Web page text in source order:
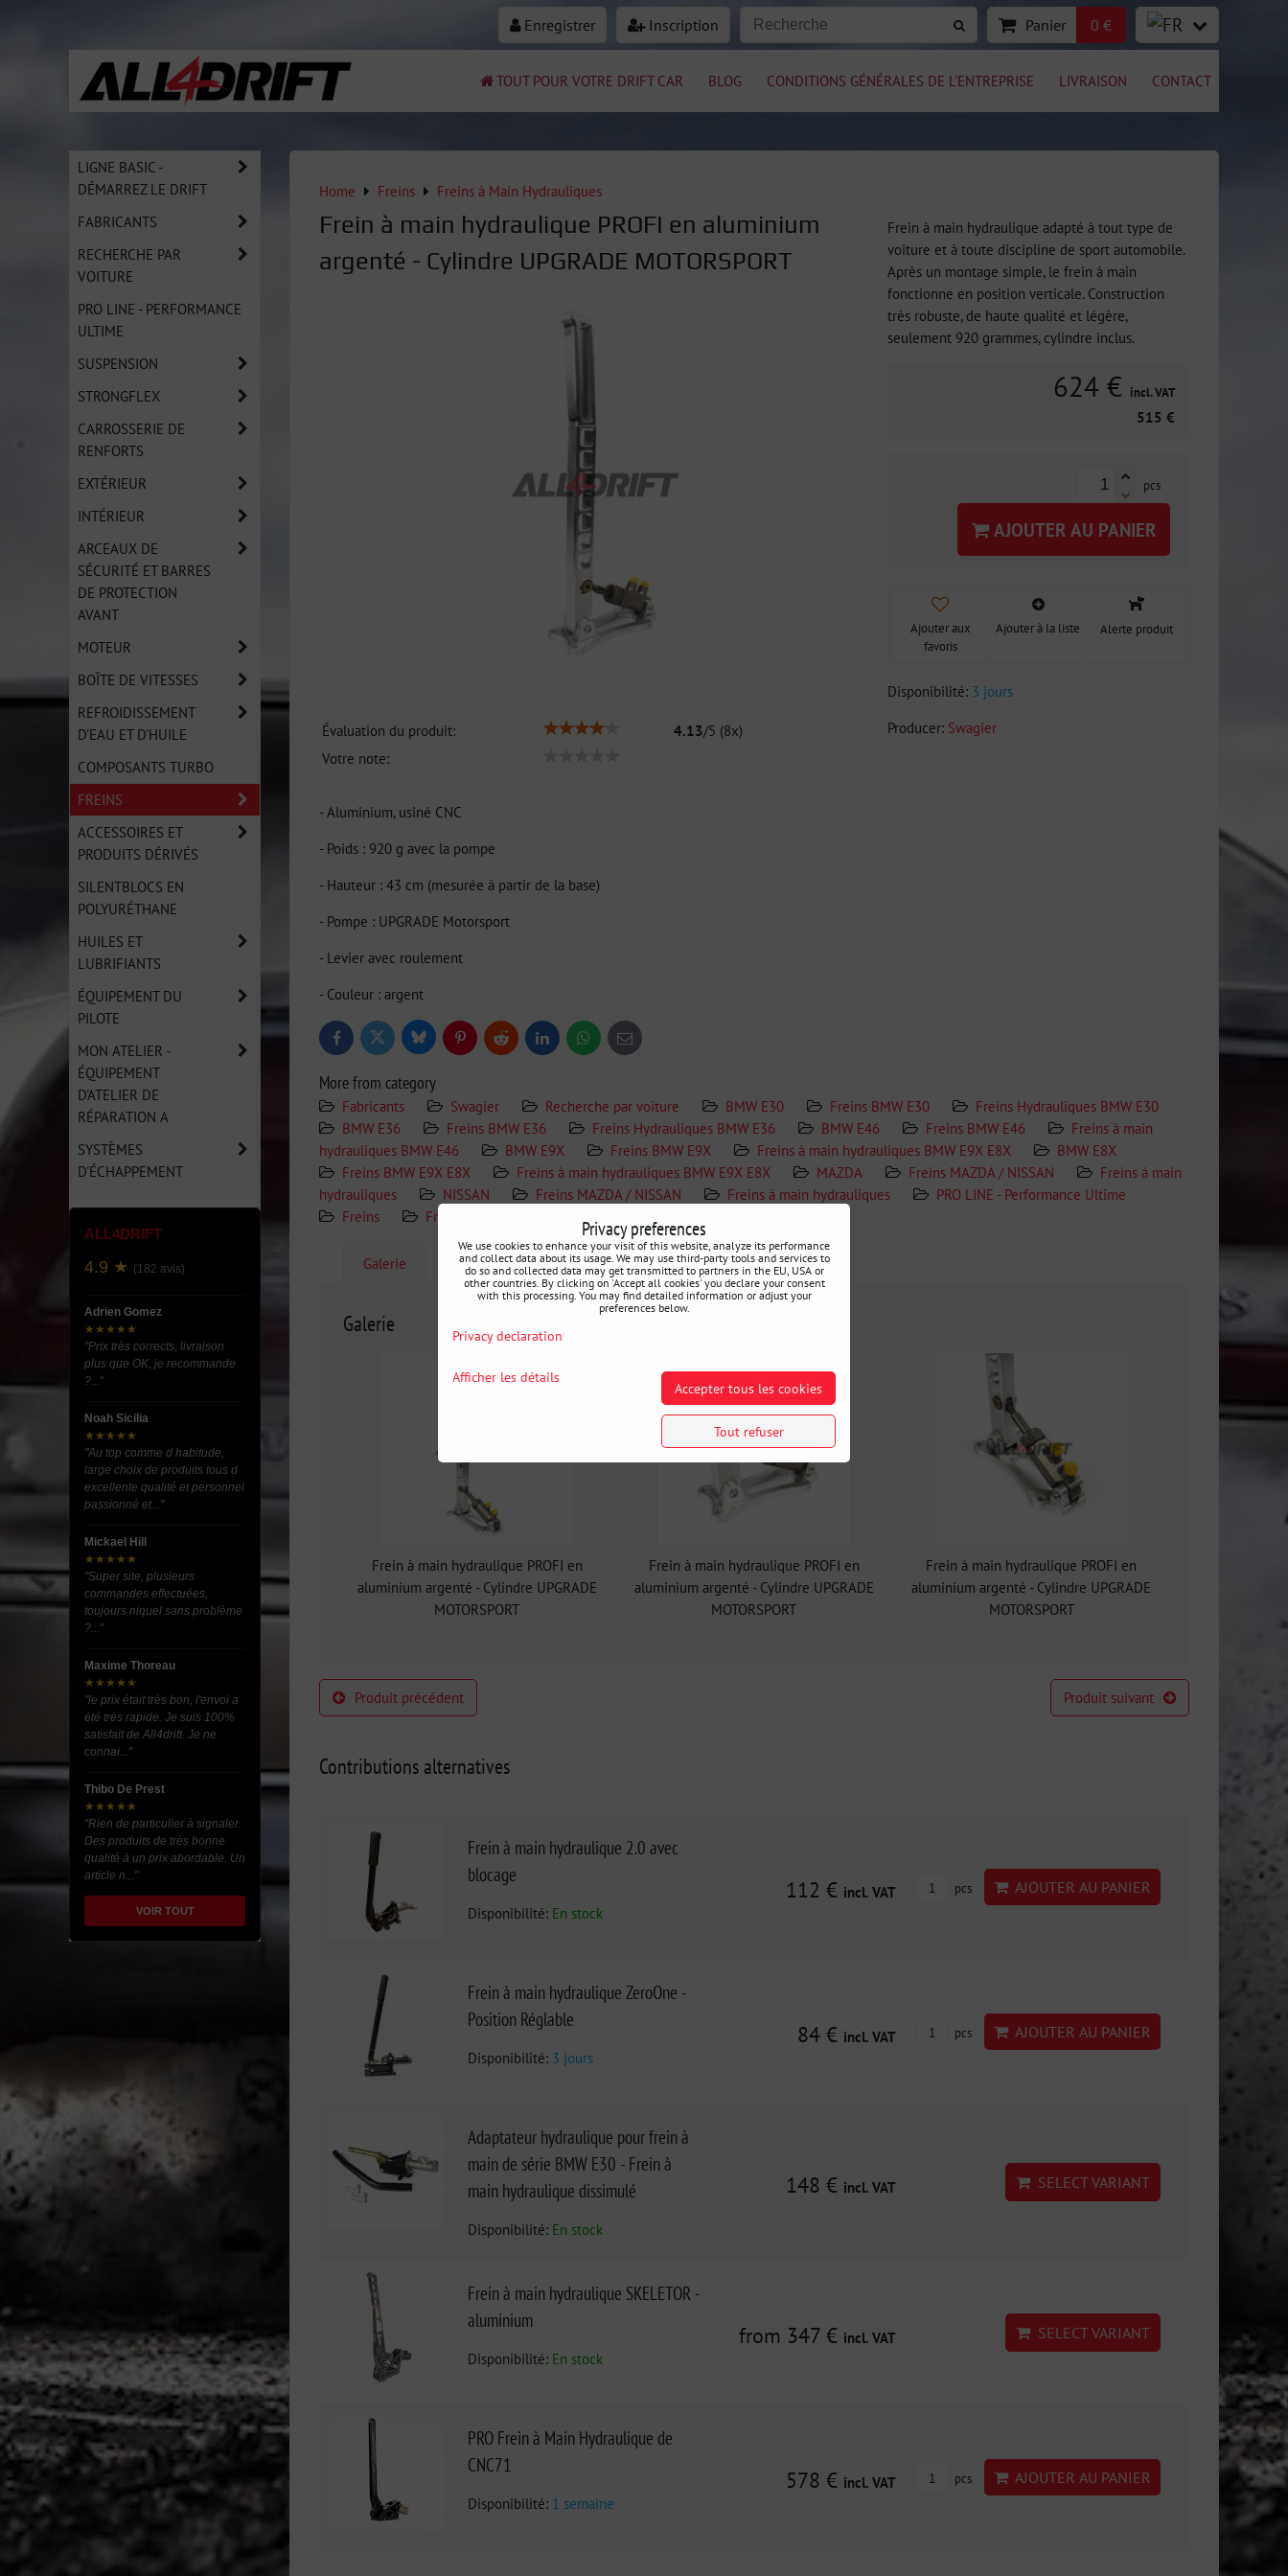
Enregistrer Inscription Panier 0 €
TOUT POUR VOTRE DRIFT CAR BLOG CONDITIONS GÉNÉRALES DE L'ENTREPRISE LIVRAISON CONTACT
Home Freins Freins à Main Hydrauliques
Frein à main hydraulique PROFI en aluminium
argenté - Cylindre UPGRADE MOTORSPORT
Évaluation du produit: 4.13/5 (8x)
Votre note:
Frein à main hydraulique adapté à tout type de
voiture et à toute discipline de sport automobile.
Après un montage simple, le frein à main
fonctionne en position verticale. Construction
très robuste, de haute qualité et légère,
seulement 920 grammes, cylindre inclus.
624 € incl. VAT
515 €
pcs
AJOUTER AU PANIER
Ajouter aux
favoris
Ajouter à la liste Alerte produit
Disponibilité: 3 jours
Producer: Swagier
- Aluminium, usiné CNC
- Poids : 920 g avec la pompe
- Hauteur : 43 cm (mesurée à partir de la base)
- Pompe : UPGRADE Motorsport
- Levier avec roulement
- Couleur : argent
FacebookTwitter BlueskyPinterestReddit LinkedInWhatsApp
E-
mail
More from category
Fabricants Swagier Recherche par voiture BMW E30 Freins BMW E30
Freins Hydrauliques BMW E30
BMW E36
Freins BMW E36 Freins Hydrauliques BMW E36 BMW E46 Freins BMW E46
Freins à main
hydrauliques BMW E46
BMW E9X Freins BMW E9X Freins à main hydrauliques BMW E9X E8X
BMW E8X
Freins BMW E9X E8X
Freins à main hydrauliques BMW E9X E8X MAZDA Freins MAZDA / NISSAN
Freins à main
hydrauliques
NISSAN Freins MAZDA / NISSAN Freins à main hydrauliques
PRO LINE - Performance Ultime
Freins
Freins à Main Hydrauliques
Galerie Informations Complémentaires
Galerie
Frein à main hydraulique PROFI en
aluminium argenté - Cylindre UPGRADE
MOTORSPORT
Frein à main hydraulique PROFI en
aluminium argenté - Cylindre UPGRADE
MOTORSPORT
Frein à main hydraulique PROFI en
aluminium argenté - Cylindre UPGRADE
MOTORSPORT
Produit précédent Produit suivant
Contributions alternatives
Frein à main hydraulique 2.0 avec
blocage
Disponibilité: En stock
112 € incl. VAT pcs AJOUTER AU PANIER
Frein à main hydraulique ZeroOne -
Position Réglable
Disponibilité: 3 jours
84 € incl. VAT pcs AJOUTER AU PANIER
Adaptateur hydraulique pour frein à
main de série BMW E30 - Frein à
main hydraulique dissimulé
Disponibilité: En stock
148 € incl. VAT SELECT VARIANT
Frein à main hydraulique SKELETOR -
aluminium
Disponibilité: En stock
from 347 € incl. VAT SELECT VARIANT
PRO Frein à Main Hydraulique de
CNC71
Disponibilité: 1 semaine
578 € incl. VAT pcs AJOUTER AU PANIER
LIGNE BASIC -
DÉMARREZ LE DRIFT
FABRICANTS
RECHERCHE PAR
VOITURE
PRO LINE - PERFORMANCE
ULTIME
SUSPENSION
STRONGFLEX
CARROSSERIE DE
RENFORTS
EXTÉRIEUR
INTÉRIEUR
ARCEAUX DE
SÉCURITÉ ET BARRES
DE PROTECTION
AVANT
MOTEUR
BOÎTE DE VITESSES
REFROIDISSEMENT
D'EAU ET D'HUILE
COMPOSANTS TURBO
FREINS
ACCESSOIRES ET
PRODUITS DÉRIVÉS
SILENTBLOCS EN
POLYURÉTHANE
HUILES ET
LUBRIFIANTS
ÉQUIPEMENT DU
PILOTE
MON ATELIER -
ÉQUIPEMENT
D'ATELIER DE
RÉPARATION A
SYSTÈMES
D'ÉCHAPPEMENT
ALL4DRIFT
4.9 ★ (182 avis)
Adrien Gomez
★★★★★
"Prix très corrects, livraison
plus que OK, je recommande
?..."
Noah Sicilia
★★★★★
"Au top comme d habitude,
large choix de produits tous d
excellente qualité et personnel
passionné et..."
Mickael Hill
★★★★★
"Super site, plusieurs
commandes effectuées,
toujours niquel sans problème
?..."
Maxime Thoreau
★★★★★
"le prix était très bon, l'envoi a
été très rapide. Je suis 100%
satisfait de All4drift. Je ne
connai..."
Thibo De Prest
★★★★★
"Rien de particulier à signaler.
Des produits de très bonne
qualité à un prix abordable. Un
article n..."
VOIR TOUT
Privacy preferences
We use cookies to enhance your visit of this website, analyze its performance
and collect data about its usage. We may use third-party tools and services to
do so and collected data may get transmitted to partners in the EU, USA or
other countries. By clicking on 'Accept all cookies' you declare your consent
with this processing. You may find detailed information or adjust your
preferences below.
Privacy declaration
Afficher les détails
Accepter tous les cookies
Tout refuser